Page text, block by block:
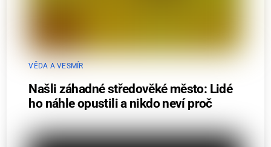
VĚDA A VESMÍR
Našli záhadné středověké město: Lidé
ho náhle opustili a nikdo neví proč